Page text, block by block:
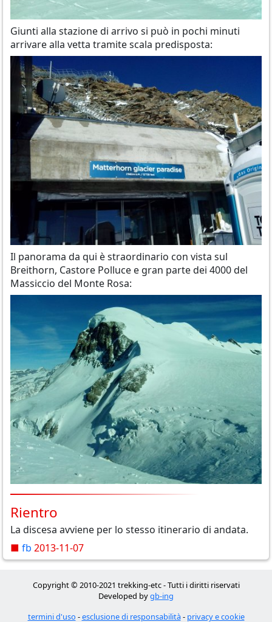
Giunti alla stazione di arrivo si può in pochi minuti
arrivare alla vetta tramite scala predisposta:
Il panorama da qui è straordinario con vista sul
Breithorn, Castore Polluce e gran parte dei 4000 del
Massiccio del Monte Rosa:
Rientro
La discesa avviene per lo stesso itinerario di andata.
■ fb 2013-11-07
Copyright © 2010-2021 trekking-etc - Tutti i diritti riservati
Developed bygb-ing
termini d'uso -esclusione di responsabilità- privacy e cookie